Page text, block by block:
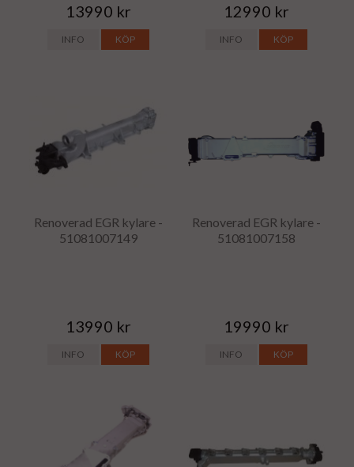
13990 kr
INFO KÖP
12990 kr
INFO KÖP
Renoverad EGR kylare -
51081007149
13990 kr
INFO KÖP
Renoverad EGR kylare -
51081007158
19990 kr
INFO KÖP